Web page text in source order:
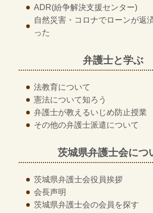
ADR(紛争解決支援センター)
自然災害・コロナでローンが返
った
弁護士と学ぶ
法教育について
憲法について知ろう
弁護士が教えるいじめ防止授業
その他の弁護士派遣について
茨城県弁護士会につ
茨城県弁護士会役員挨拶
会長声明
茨城県弁護士会の会員を探す